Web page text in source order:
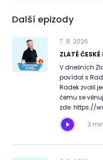
Další epizody
7. 8. 2026
ZLATÉ
V dnešních
povídal s
Radek zvolil
čemu se
zde: https://
3